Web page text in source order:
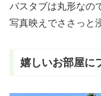
バスタブは丸形なの
写真映えでささっと
嬉しいお部屋に